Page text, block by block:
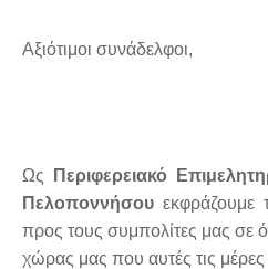
Αξιότιμοι συνάδελφοι,
Ως
Περιφερειακό
Πελοποννήσου εκφράζουμε
προς τους συμπολίτες μας σε
χώρας μας που αυτές τις